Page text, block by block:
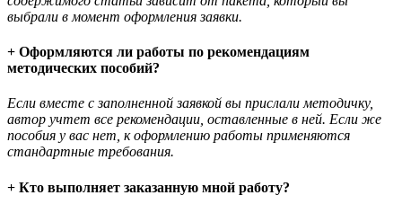
выбрали в момент оформления заявки.
+ Оформляются ли работы по рекомендациям
методических пособий?
Если вместе с заполненной заявкой вы прислали методичку,
автор учтет все рекомендации, оставленные в ней. Если же
пособия у вас нет, к оформлению работы применяются
стандартные требования.
+ Кто выполняет заказанную мной работу?